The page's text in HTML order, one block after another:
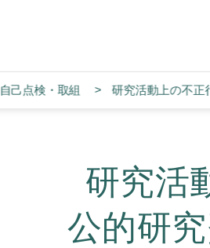
自己点検・取組 研究活動上の不正
研究活
公的研